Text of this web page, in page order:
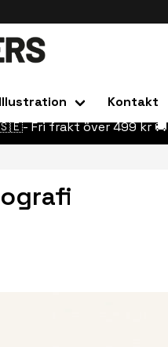
Illustration
Kontakt
🇸🇪- Fri frakt över 499 kr 🚚